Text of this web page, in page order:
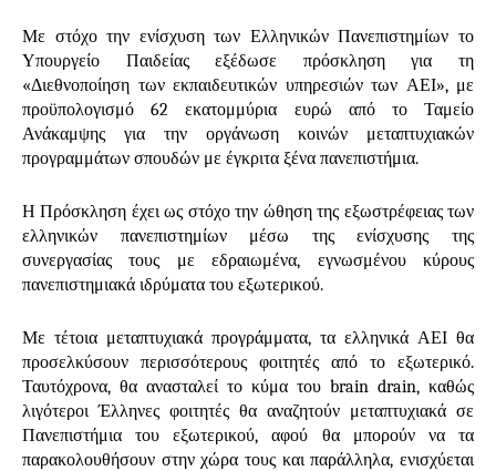
Με στόχο την ενίσχυση των Ελληνικών Πανεπιστημίων το
Υπουργείο Παιδείας εξέδωσε πρόσκληση για τη
«Διεθνοποίηση των εκπαιδευτικών υπηρεσιών των ΑΕΙ», με
προϋπολογισμό 62 εκατομμύρια ευρώ από το Ταμείο
Ανάκαμψης για την οργάνωση κοινών μεταπτυχιακών
προγραμμάτων σπουδών με έγκριτα ξένα πανεπιστήμια.
Η Πρόσκληση έχει ως στόχο την ώθηση της εξωστρέφειας των
ελληνικών πανεπιστημίωνμέσω της ενίσχυσης της
συνεργασίας τους με εδραιωμένα, εγνωσμένου κύρους
πανεπιστημιακά ιδρύματα του εξωτερικού.
Με τέτοια μεταπτυχιακά προγράμματα, τα ελληνικά ΑΕΙ θα
προσελκύσουν περισσότερους φοιτητές από το εξωτερικό.
Ταυτόχρονα, θα ανασταλεί το κύμα του brain drain, καθώς
λιγότεροι Έλληνες φοιτητές θα αναζητούν μεταπτυχιακά σε
Πανεπιστήμια του εξωτερικού, αφού θα μπορούν να τα
παρακολουθήσουν στην χώρα τους και παράλληλα, ενισχύεται